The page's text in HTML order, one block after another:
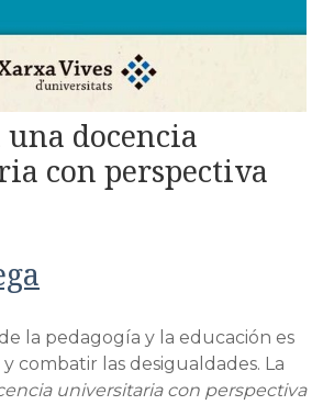
docencia
con perspectiva
la pedagogía y la educación es
combatir las desigualdades. La
universitaria con perspectiva